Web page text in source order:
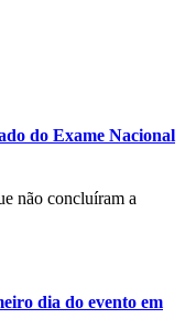
do Exame Nacional
não concluíram a
dia do evento em